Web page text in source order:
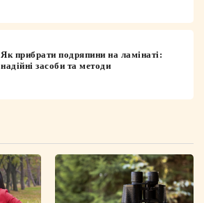
Як прибрати подряпини на ламінаті:
надійні засоби та методи